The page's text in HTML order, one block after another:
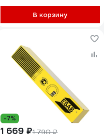
В корзину
-7%
1 669 ₽1 790 ₽